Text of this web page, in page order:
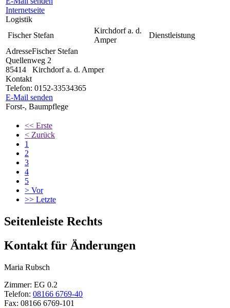
Internetseite
Logistik
Fischer Stefan
Kirchdorf a. d.
Amper
Dienstleistung
AdresseFischer Stefan
Quellenweg 2
85414
Kirchdorf a. d. Amper
Kontakt
Telefon: 0152-33534365
E-Mail senden
Forst-, Baumpflege
<< Erste
< Zurück
1
2
3
4
5
> Vor
>> Letzte
Seitenleiste Rechts
Kontakt für Änderungen
Maria Rubsch
Zimmer: EG 0.2
Telefon: 08166 6769-40
Fax: 08166 6769-101